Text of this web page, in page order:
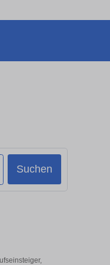
Suchen